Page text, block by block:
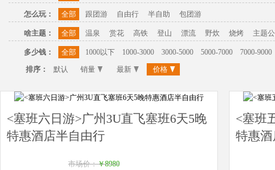
怎么玩： 全部 跟团游 自由行 半自助 包团游
啥主题： 全部 温泉 赏花 高铁 登山 漂流 野炊 烧烤 主题
多少钱： 全部 1000以下 1000-3000 3000-5000 5000-7000
7000-9000
排序：
默认 销量 最新 价格
<塞班六日游>广州3U直飞塞班6天5晚
特惠酒店半自由行
市场价：￥8980
<塞班
特惠